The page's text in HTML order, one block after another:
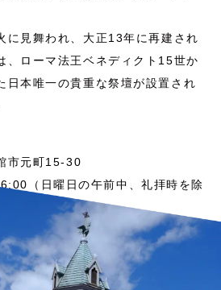
に見舞われ、大正13年に再建され
、ローマ法王ベネディクト15世か
日本唯一の貴重な祭壇が設置され
市元町15-30
（日曜日の午前中、礼拝時を除